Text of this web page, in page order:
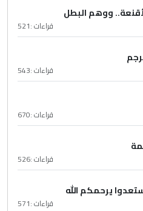
ووهم البطل
قراءات :521
قراءات :543
قراءات :670
قراءات :526
يرحمكم الله
قراءات :571